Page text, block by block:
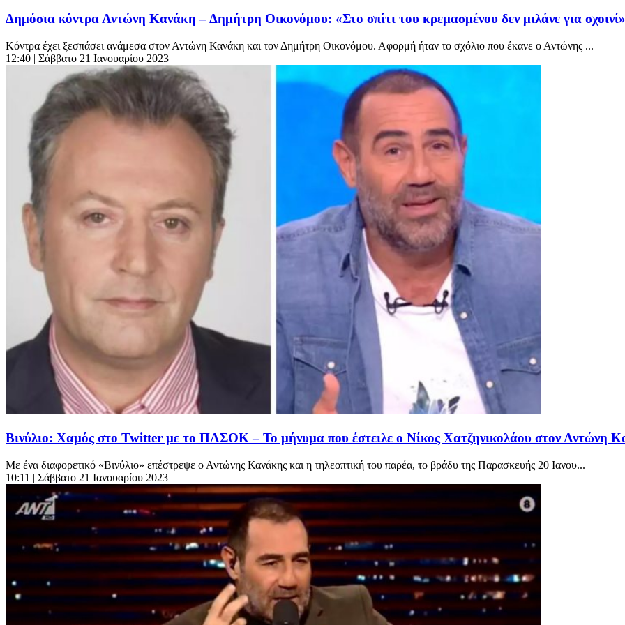
Δημόσια κόντρα Αντώνη Κανάκη – Δημήτρη Οικονόμου: «Στο σπίτι του κρεμασμένου δεν μιλάνε για σχοινί»
Κόντρα έχει ξεσπάσει ανάμεσα στον Αντώνη Κανάκη και τον Δημήτρη Οικονόμου. Αφορμή ήταν το σχόλιο που έκανε ο Αντώνης ...
12:40 | Σάββατο 21 Ιανουαρίου 2023
Βινύλιο: Χαμός στο Twitter με το ΠΑΣΟΚ – Το μήνυμα που έστειλε ο Νίκος Χατζηνικολάου στον Αντώνη
Με ένα διαφορετικό «Βινύλιο» επέστρεψε ο Αντώνης Κανάκης και η τηλεοπτική του παρέα, το βράδυ της Παρασκευής 20 Ιανου...
10:11 | Σάββατο 21 Ιανουαρίου 2023